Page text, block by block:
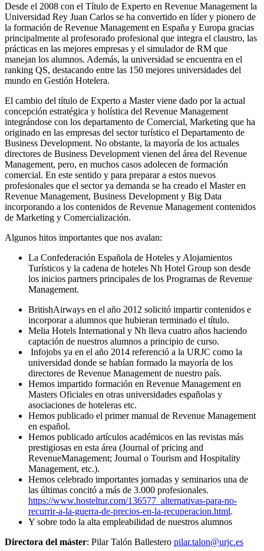
Desde el 2008 con el Título de Experto en Revenue Management la
Universidad Rey Juan Carlos se ha convertido en líder y pionero de
la formación de Revenue Management en España y Europa gracias
principalmente al profesorado profesional que integra el claustro, las
prácticas en las mejores empresas y el simulador de RM que
manejan los alumnos. Además, la universidad se encuentra en el
ranking QS, destacando entre las 150 mejores universidades del
mundo en Gestión Hotelera.
El cambio del título de Experto a Master viene dado por la actual
concepción estratégica y holística del Revenue Management
integrándose con los departamento de Comercial, Marketing que ha
originado en las empresas del sector turístico el Departamento de
Business Development. No obstante, la mayoría de los actuales
directores de Business Development vienen del área del Revenue
Management, pero, en muchos casos adolecen de formación
comercial. En este sentido y para preparar a estos nuevos
profesionales que el sector ya demanda se ha creado el Master en
Revenue Management, Business Development y Big Data
incorporando a los contenidos de Revenue Management contenidos
de Marketing y Comercialización.
Algunos hitos importantes que nos avalan:
La Confederación Española de Hoteles y Alojamientos
Turísticos y la cadena de hoteles Nh Hotel Group son desde
los inicios partners principales de los Programas de Revenue
Management.
BritishAirways en el año 2012 solicitó impartir contenidos e
incorporar a alumnos que hubieran terminado el título.
Melia Hotels International y Nh lleva cuatro años haciendo
captación de nuestros alumnos a principio de curso.
Infojobs ya en el año 2014 referenció a la URJC como la
universidad donde se habían formado la mayoría de los
directores de Revenue Management de nuestro país.
Hemos impartido formación en Revenue Management en
Masters Oficiales en otras universidades españolas y
asociaciones de hoteleras etc.
Hemos publicado el primer manual de Revenue Management
en español.
Hemos publicado artículos académicos en las revistas más
prestigiosas en esta área (Journal of pricing and
RevenueManagement; Journal o Tourism and Hospitality
Management, etc.).
Hemos celebrado importantes jornadas y seminarios una de
las últimas concitó a más de 3.000 profesionales.
https://www.hosteltur.com/136577_alternativas-para-no-
recurrir-a-la-guerra-de-precios-en-la-recuperacion.html.
Y sobre todo la alta empleabilidad de nuestros alumnos
Directora del máster: Pilar Talón Ballestero pilar.talon@urjc.es